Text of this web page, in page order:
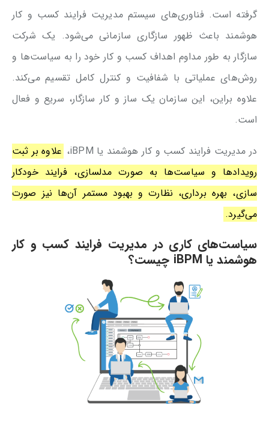
گرفته است. فناوری‌های سیستم مدیریت فرایند کسب و کار
هوشمند باعث ظهور سازگاری سازمانی می‌شود. یک شرکت
سازگار به طور مداوم اهداف کسب و کار خود را به سیاست‌‌ها و
روش‌های عملیاتی با شفافیت و کنترل کامل تقسیم می‌کند.
علاوه براین، این سازمان یک ساز و کار سازگار، سریع و فعال
است.
در مدیریت فرایند کسب و کار هوشمند یا iBPM،
علاوه بر ثبت
رویدادها و سیاست‌ها به صورت مدلسازی، فرایند خودکار
سازی، بهره ‌برداری، نظارت و بهبود مستمر آن‌ها نیز صورت
می‌گیرد.
سیاست‌های کاری در مدیریت فرایند کسب و کار
هوشمند یا iBPM چیست؟